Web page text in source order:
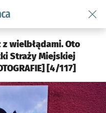
Dla mieszkańca
wielbłądami. Oto
Straży Miejskiej
[4/117]